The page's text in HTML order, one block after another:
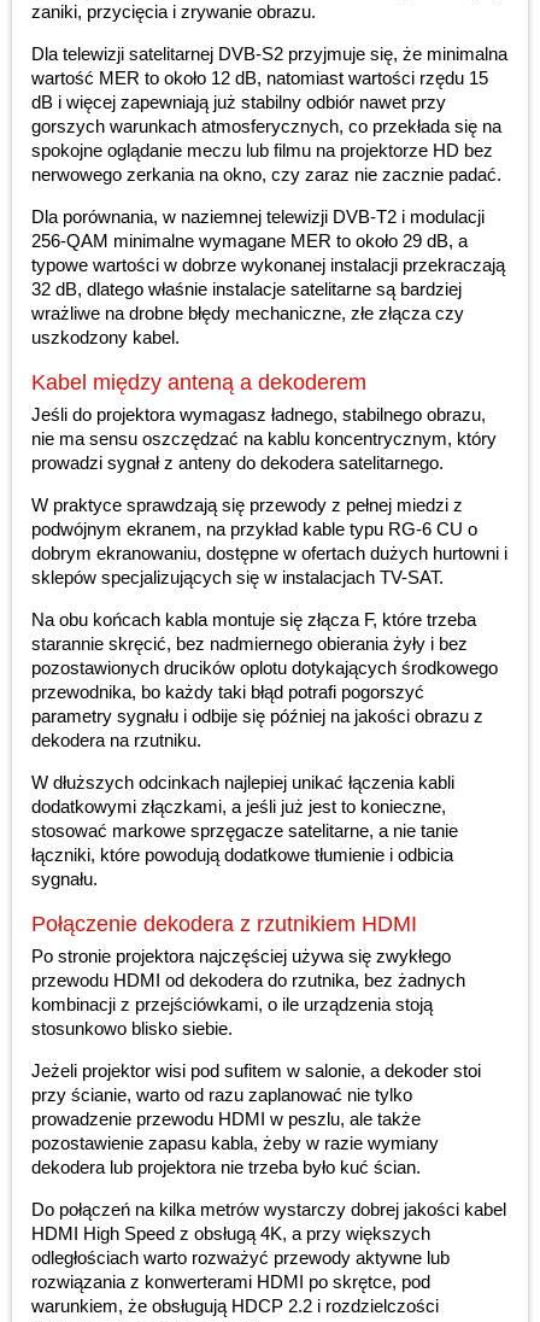
zaniki, przycięcia i zrywanie obrazu.
Dla telewizji satelitarnej DVB-S2 przyjmuje się, że minimalna
wartość MER to około 12 dB, natomiast wartości rzędu 15
dB i więcej zapewniają już stabilny odbiór nawet przy
gorszych warunkach atmosferycznych, co przekłada się na
spokojne oglądanie meczu lub filmu na projektorze HD bez
nerwowego zerkania na okno, czy zaraz nie zacznie padać.
Dla porównania, w naziemnej telewizji DVB-T2 i modulacji
256-QAM minimalne wymagane MER to około 29 dB, a
typowe wartości w dobrze wykonanej instalacji przekraczają
32 dB, dlatego właśnie instalacje satelitarne są bardziej
wrażliwe na drobne błędy mechaniczne, złe złącza czy
uszkodzony kabel.
Kabel między anteną a dekoderem
Jeśli do projektora wymagasz ładnego, stabilnego obrazu,
nie ma sensu oszczędzać na kablu koncentrycznym, który
prowadzi sygnał z anteny do dekodera satelitarnego.
W praktyce sprawdzają się przewody z pełnej miedzi z
podwójnym ekranem, na przykład kable typu RG-6 CU o
dobrym ekranowaniu, dostępne w ofertach dużych hurtowni i
sklepów specjalizujących się w instalacjach TV-SAT.
Na obu końcach kabla montuje się złącza F, które trzeba
starannie skręcić, bez nadmiernego obierania żyły i bez
pozostawionych drucików oplotu dotykających środkowego
przewodnika, bo każdy taki błąd potrafi pogorszyć
parametry sygnału i odbije się później na jakości obrazu z
dekodera na rzutniku.
W dłuższych odcinkach najlepiej unikać łączenia kabli
dodatkowymi złączkami, a jeśli już jest to konieczne,
stosować markowe sprzęgacze satelitarne, a nie tanie
łączniki, które powodują dodatkowe tłumienie i odbicia
sygnału.
Połączenie dekodera z rzutnikiem HDMI
Po stronie projektora najczęściej używa się zwykłego
przewodu HDMI od dekodera do rzutnika, bez żadnych
kombinacji z przejściówkami, o ile urządzenia stoją
stosunkowo blisko siebie.
Jeżeli projektor wisi pod sufitem w salonie, a dekoder stoi
przy ścianie, warto od razu zaplanować nie tylko
prowadzenie przewodu HDMI w peszlu, ale także
pozostawienie zapasu kabla, żeby w razie wymiany
dekodera lub projektora nie trzeba było kuć ścian.
Do połączeń na kilka metrów wystarczy dobrej jakości kabel
HDMI High Speed z obsługą 4K, a przy większych
odległościach warto rozważyć przewody aktywne lub
rozwiązania z konwerterami HDMI po skrętce, pod
warunkiem, że obsługują HDCP 2.2 i rozdzielczości